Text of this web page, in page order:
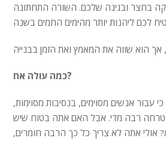
בחצר ובגינה שלכם. השורה התחתונה
כמה עולה אח?
עבור אנשים מסוימים, בנסיבות מסוימות,
טרחה רבה מדי. אבל האם אתה בטוח שיש
אולי אתה לא צריך כל כך הרבה חומרים,